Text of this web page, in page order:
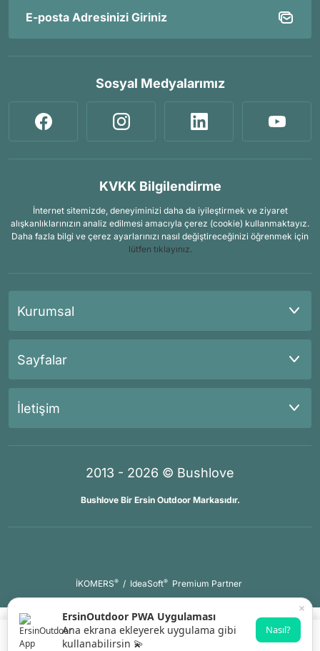
Sosyal Medyalarımız
KVKK Bilgilendirme
İnternet sitemizde, deneyiminizi daha da iyileştirmek ve ziyaret
alışkanlıklarınızın analiz edilmesi amacıyla çerez (cookie) kullanmaktayız.
Daha fazla bilgi ve çerez ayarlarınızı nasıl değiştireceğinizi öğrenmek için
lütfen tıklayınız.
Kurumsal
Sayfalar
İletişim
2013 - 2026 © Bushlove
Bushlove Bir Ersin Outdoor Markasıdır.
İKOMERS® / IdeaSoft® Premium Partner
×
ErsinOutdoor PWA Uygulaması
Ana ekrana ekleyerek uygulama gibi
kullanabilirsin 💫
Nasıl?